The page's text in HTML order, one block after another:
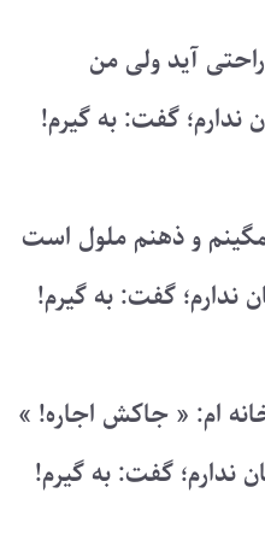
آید ولی من
گفت: به گیرم!
و ذهنم ملول است
ندارم؛ گفت: به گیرم!
ام: « جاکش اجاره! »
ندارم؛ گفت: به گیرم!